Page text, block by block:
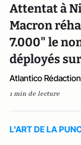
Attentat à
Macron
7.000" le
déployés
Atlantico Rédaction
1 min de lecture
L'ART DE LA